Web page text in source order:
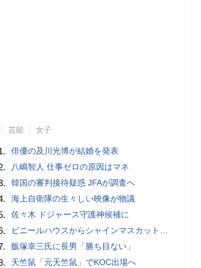
芸能 女子
俳優の及川光博が結婚を発表
八嶋智人 仕事ゼロの原因はマネ
韓国の審判接待疑惑 JFAが調査へ
海上自衛隊の生々しい映像が物議
佐々木 ドジャース守護神候補に
ビニールハウスからシャインマスカット約200房を盗んだ疑い ネットで販売か 無職の男（42）逮捕 岡山県警
飯塚幸三氏に長男「勝ち目ない」
天竺鼠「元天竺鼠」でKOC出場へ